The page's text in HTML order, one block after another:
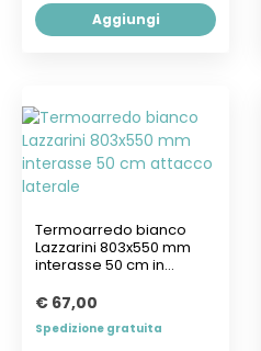
Aggiungi
Termoarredo bianco
Lazzarini 803x550 mm
interasse 50 cm in
€ 67,00
Spedizione gratuita